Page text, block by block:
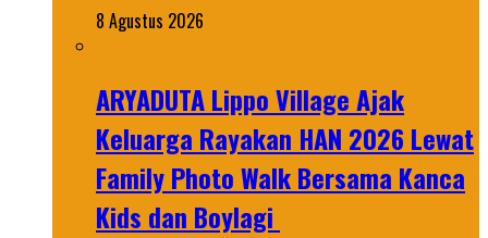
8 Agustus 2026
ARYADUTA Lippo Village Ajak
Keluarga Rayakan HAN 2026 Lewat
Family Photo Walk Bersama Kanca
Kids dan Boylagi